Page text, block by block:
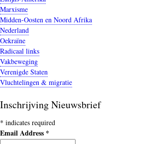
Marxisme
Midden-Oosten en Noord Afrika
Nederland
Oekraïne
Radicaal links
Vakbeweging
Verenigde Staten
Vluchtelingen & migratie
Inschrijving Nieuwsbrief
* indicates required
Email Address *